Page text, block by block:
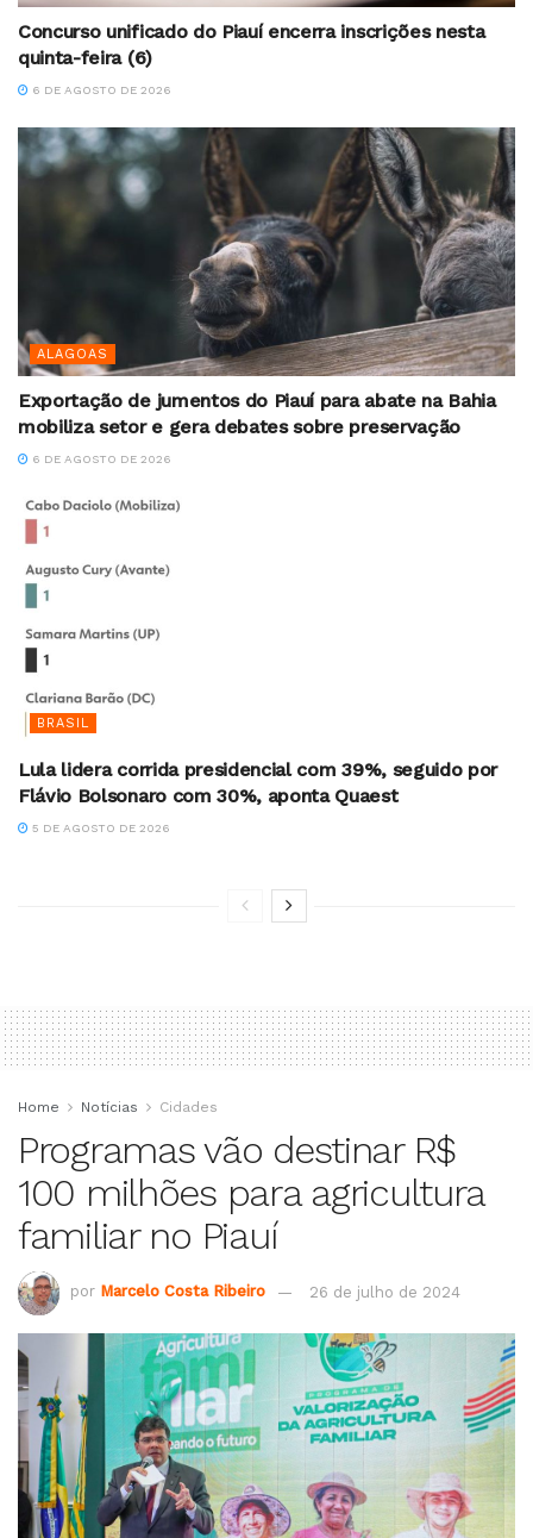
Concurso unificado do Piauí encerra inscrições nesta
quinta-feira (6)
6 DE AGOSTO DE 2026
ALAGOAS
Exportação de jumentos do Piauí para abate na Bahia
mobiliza setor e gera debates sobre preservação
6 DE AGOSTO DE 2026
BRASIL
Lula lidera corrida presidencial com 39%, seguido por
Flávio Bolsonaro com 30%, aponta Quaest
5 DE AGOSTO DE 2026
Home Notícias Cidades
Programas vão destinar R$
100 milhões para agricultura
familiar no Piauí
por Marcelo Costa Ribeiro 26 de julho de 2024